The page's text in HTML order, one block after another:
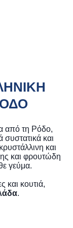
από τη Ρόδο,
και
και
και φρουτώδη
γεύμα.
και κουτιά,
.